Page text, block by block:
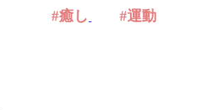
#癒し #運動